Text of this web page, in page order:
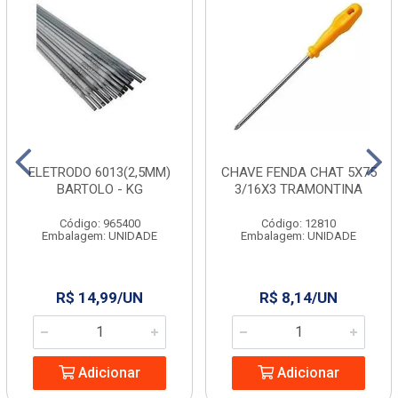
ELETRODO 6013(2,5MM)
BARTOLO - KG
Código: 965400
Embalagem: UNIDADE
R$ 14,99/UN
Adicionar
CHAVE FENDA CHAT 5X75
3/16X3 TRAMONTINA
Código: 12810
Embalagem: UNIDADE
R$ 8,14/UN
Adicionar